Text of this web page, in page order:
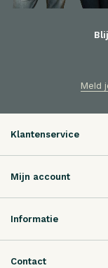
Meld
Klantenservice
Mijn account
Informatie
Contact